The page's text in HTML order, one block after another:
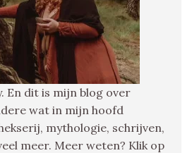
En dit is mijn blog over
wat in mijn hoofd
mythologie, schrijven,
meer. Meer weten? Klik op